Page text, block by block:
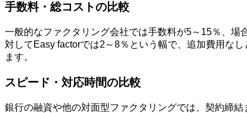
手数料・総コストの比較
一般的なファクタリング会社では手数料が5～15％、場
対してEasy factorでは2～8％という幅で、追加費用な
ます。
スピード・対応時間の比較
銀行の融資や他の対面型ファクタリングでは、契約締